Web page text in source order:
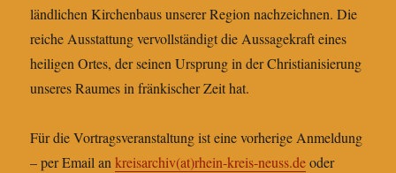
ländlichen Kirchenbaus unserer Region nachzeichnen. Die
reiche Ausstattung vervollständigt die Aussagekraft eines
heiligen Ortes, der seinen Ursprung in der Christianisierung
unseres Raumes in fränkischer Zeit hat.
Für die Vortragsveranstaltung ist eine vorherige Anmeldung
– per Email ankreisarchiv(at)rhein-kreis-neuss.deoder